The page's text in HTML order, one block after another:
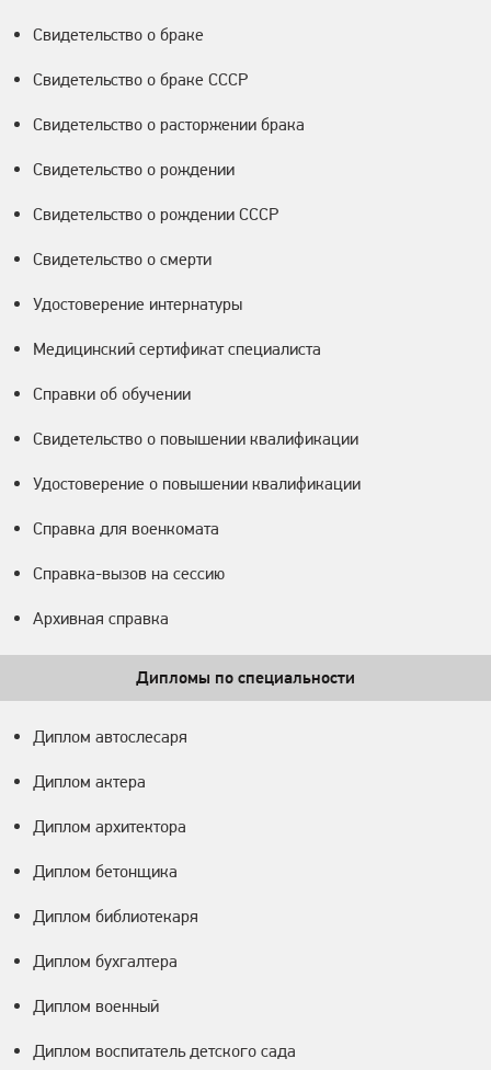
Свидетельство о браке
Свидетельство о браке СССР
Свидетельство о расторжении брака
Свидетельство о рождении
Свидетельство о рождении СССР
Свидетельство о смерти
Удостоверение интернатуры
Медицинский сертификат специалиста
Справки об обучении
Свидетельство о повышении квалификации
Удостоверение о повышении квалификации
Справка для военкомата
Справка-вызов на сессию
Архивная справка
Дипломы по специальности
Диплом автослесаря
Диплом актера
Диплом архитектора
Диплом бетонщика
Диплом библиотекаря
Диплом бухгалтера
Диплом военный
Диплом воспитатель детского сада